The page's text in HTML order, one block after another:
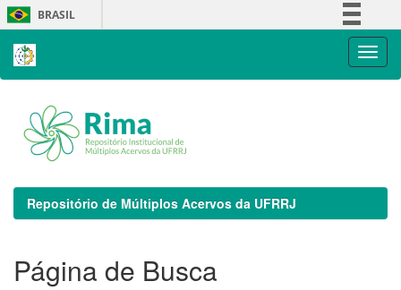
Skip
navigation
BRASIL
Repositório de Múltiplos Acervos da UFRRJ
Página de Busca